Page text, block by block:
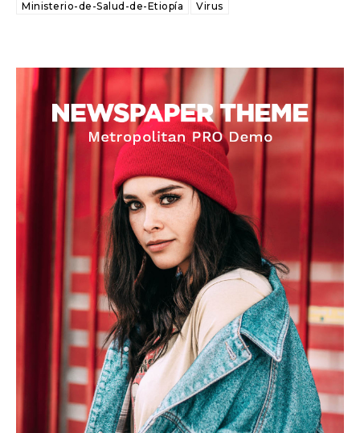
Ministerio-de-Salud-de-Etiopía
Virus